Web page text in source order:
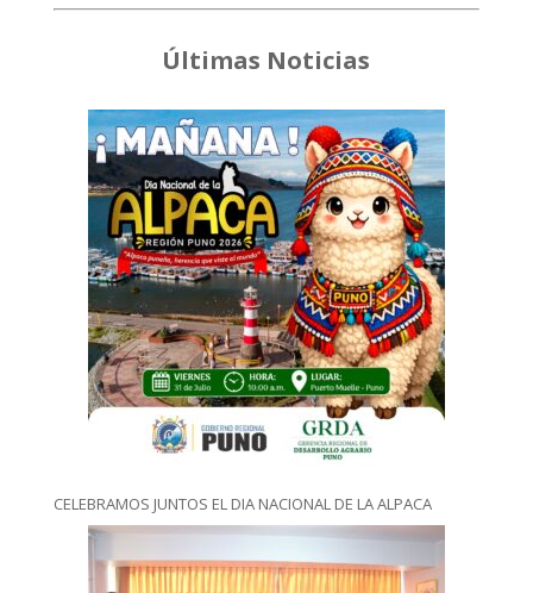
Últimas Noticias
CELEBRAMOS JUNTOS EL DIA NACIONAL DE LA ALPACA